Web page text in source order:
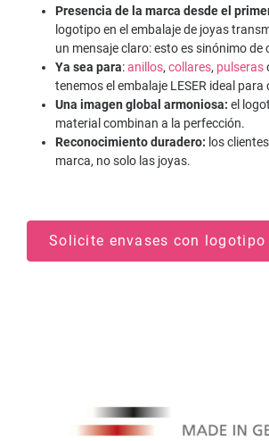
Presencia de la marca desde el
logotipo en el embalaje de joyas
un mensaje claro: esto es sinónimo de
Ya sea para:anillos, collares, pulseras
tenemos el embalaje LESER ideal
Una imagen global armoniosa: el
material combinan a la perfección.
Reconocimiento duradero: los
marca, no solo las joyas.
Solicite envases con logotipo